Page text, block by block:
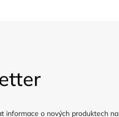
informace o nových produktech na